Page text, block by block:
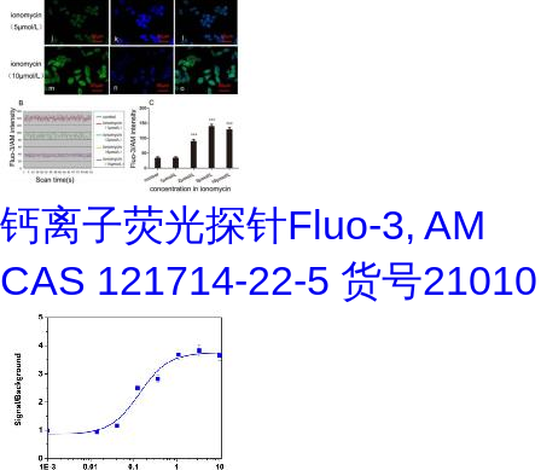
钙离子荧光探针Fluo-3, AM
CAS 121714-22-5 货号21010